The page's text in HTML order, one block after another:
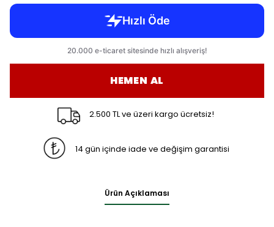
HEMEN AL
2.500 TL ve üzeri kargo ücretsiz!
14 gün içinde iade ve değişim garantisi
Ürün Açıklaması